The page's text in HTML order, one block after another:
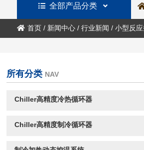
全部产品分类
首页/ 新闻中心/ 行业新闻 / 小型反
所有分类 NAV
Chiller高精度冷热循环器
Chiller高精度制冷循环器